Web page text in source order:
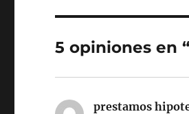
5 opiniones en
prestamos